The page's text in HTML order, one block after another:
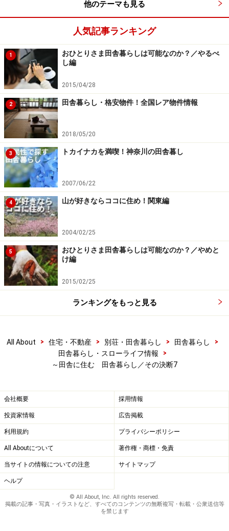
配る・・・この役が順番に回ってきます。ガイドの私に
すが）ここで役立ったのがコンピューターです。これま
で手書きだった様々な文書を画像処理ソフトで、移住者
が増えた地域の住宅地図をベクトルグラフィックソフト
で、スッキリきれいに作成。地元の人から真面目な顔で
「先生！」なんて呼ばれたりします。
田舎のファッションを決める
田舎暮らしはジーンズとTシャツでOK。動きやすいし汚
れても気にならないし、実用的なこの上下さえあれば大
丈夫と思っている人。これは勘違いです。
ガイドの私が移住者として始めて紹介された町内の交流
センター。都会然とした気障に見える服装は止めようと
いうことで、夫婦揃ってカジュアルなジーンズで出席し
ました。異変に気づいたのは会場に入ってから。居並ぶ
地域の古老、重鎮の面々。ほとんどがジャケット着用
で、中にはスーツの人も・・・しまった！田舎暮らし最
初の失敗でした。
礼儀あり。子供の学芸会やPTA、地域の記念式典、知人
の結婚式など、ここぞという時にはピシリと決めなけれ
田舎グルメになる
「美味しく安く新鮮な“食”を楽しみたい」。田舎暮らし
希望の上位にランクするこだわりですね。
田舎には全国区ではないが、そこで暮らすことで発見で
きる嬉しい味があります。新鮮な旬の食材、地元に残る
昔ながらの料理法、そして都会では味わえない素朴な接
他のテーマも見る
人気記事ランキング
1
おひとりさま田舎暮らしは可能なのか？／やるべ
し編
2015/04/28
2 田舎暮らし・格安物件！全国レア物件情報
2018/05/20
3 トカイナカを満喫！神奈川の田舎暮し
2007/06/22
4 山が好きならココに住め！関東編
2004/02/25
5
おひとりさま田舎暮らしは可能なのか？／やめと
け編
2015/02/25
ランキングをもっと見る
All About > 住宅・不動産 > 別荘・田舎暮らし > 田舎暮らし
>
田舎暮らし・スローライフ情報
>
～田舎に住む 田舎暮らし／その決断7
会社概要 採用情報
投資家情報 広告掲載
利用規約 プライバシーポリシー
All Aboutについて 著作権・商標・免責
当サイトの情報についての注意 サイトマップ
ヘルプ
© All About, Inc. All rights reserved.
掲載の記事・写真・イラストなど、すべてのコンテンツの無断複写・転載・公衆送信等
を禁じます